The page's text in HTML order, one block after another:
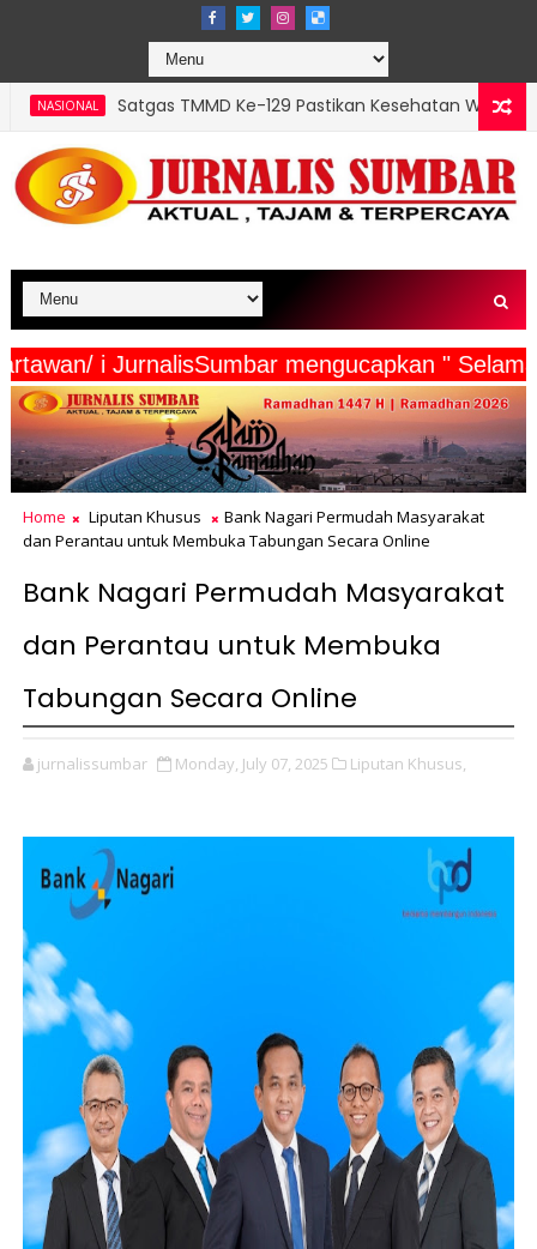
Satgas TMMD Ke-129 Pastikan Kesehatan Warga
Polda PBD Perkuat Karakter Kepemimpinan Mahasiswa
Wartawan/ i JurnalisSumbar mengucapkan "
Home Liputan Khusus
Bank Nagari Permudah Masyarakat
dan Perantau untuk Membuka Tabungan Secara Online
Bank Nagari Permudah Masyarakat
dan Perantau untuk Membuka
Tabungan Secara Online
jurnalissumbar Monday, July 07, 2025 Liputan Khusus,